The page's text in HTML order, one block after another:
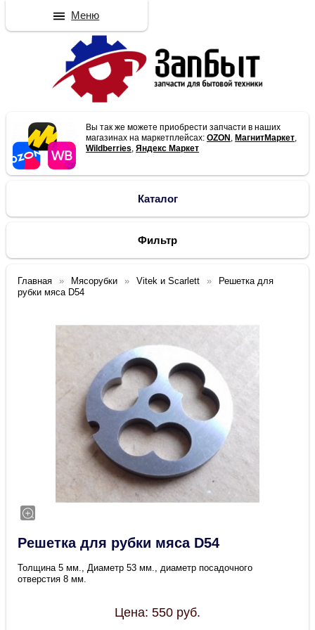
Вы так же можете приобрести запчасти в наших
магазинах на маркетплейсах:OZON , МагнитМаркет,
Wildberries,Яндекс Маркет
Каталог
Фильтр
Главная Мясорубки Vitek и Scarlett
Решетка для
рубки мяса D54
Решетка для рубки мяса D54
Толщина 5 мм., Диаметр 53 мм., диаметр посадочного
отверстия 8 мм.
Цена: 550 руб.
Меню